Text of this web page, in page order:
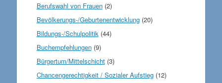
Berufswahl von Frauen(2)
Bevölkerungs-/Geburtenentwicklung(20)
Bildungs-/Schulpolitik (44)
Buchempfehlungen(9)
Bürgertum/Mittelschicht(3)
Chancengerechtigkeit / Sozialer Aufstieg(12)